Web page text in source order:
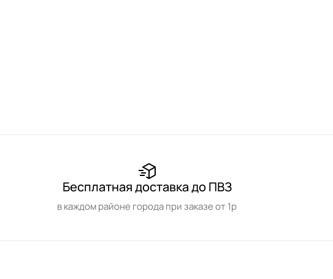
Бесплатная доставка до ПВЗ
в каждом районе города при заказе от 1р